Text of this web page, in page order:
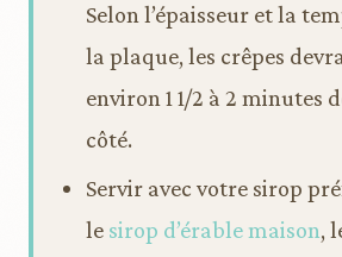
Selon l’épaisseur et la
la plaque, les crêpes
environ 1 1/2 à 2 minutes
côté.
Servir avec votre sirop
le sirop d’érable maison,